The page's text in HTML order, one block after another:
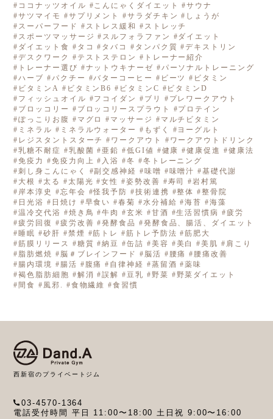
ココナッツオイル
こんにゃくダイエット
サウナ
サツマイモ
サプリメント サラダチキン
しょうが
スーパーフード
ストレス緩和
ストレッチ
スポーツマッサージ
スルフォラファン
ダイエット
ダイエット食
タコ タバコ タンパク質
デキストリン
デスクワーク
テストステロン
トレーナー紹介
トレーナー選び
ナットウキナーゼ
パーソナルトレーニング
ハーブ
パクチー バターコーヒー ビーツ
ビタミン
ビタミンA
ビタミンB6 ビタミンC
ビタミンD
フィッシュオイル
フコイダン ブリ
プレワークアウト
ブロッコリー
ブロッコリースプラウト
プロテイン
ぽっこりお腹
マグロ マッサージ
マルチビタミン
ミネラル
ミネラルウォーター もずく
ヨーグルト
レジスタントスターチ
ワークアウト
ワークアウトドリンク
乳糖不耐症
乳酸菌 亜鉛 低GI値 健康 健康促進
健康法
免疫力
免疫力向上 入浴 冬
冬トレーニング
刺し身こんにゃく
副交感神経 味噌 味噌汁
基礎代謝
大根
太る 太陽光 女性 姿勢改善 寿司
岩村篤
岸本淳史
忘年会 怪我予防 技術連携 整体
整骨院
日光浴
日焼け 早食い 春菊 水分補給 海苔
海藻
温冷交代浴
焼き鳥 牛肉 玄米 甘酒 生活習慣病
疲労
疲労回復
疲労改善 発酵食品
発酵食品、腸活、ダイエット
睡眠
砂肝 禁煙 筋トレ 筋トレ予防法
筋肥大
筋膜リリース
糖質 納豆 缶詰 美容 美白 美肌
肩こり
脂肪燃焼
脳＃ブレインフード 脳活 腰痛
腰痛改善
腸内環境
腸活 腹痛 自律神経 蒸留酒
薬味
褐色脂肪細胞
解消 誤解 豆乳 野菜
野菜ダイエット
間食
風邪. 食物繊維 食習慣
西新宿のプライベートジム
03-4570-1364
電話受付時間 平日 11:00〜18:00 土日祝 9:00〜16:00